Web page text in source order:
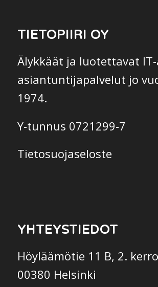
TIETOPIIRI OY
Älykkäät ja luotettavat
asiantuntijapalvelut jo
1974.
Y-tunnus 0721299-7
Tietosuojaseloste
YHTEYSTIEDOT
Höyläämötie 11 B, 2.
00380 Helsinki